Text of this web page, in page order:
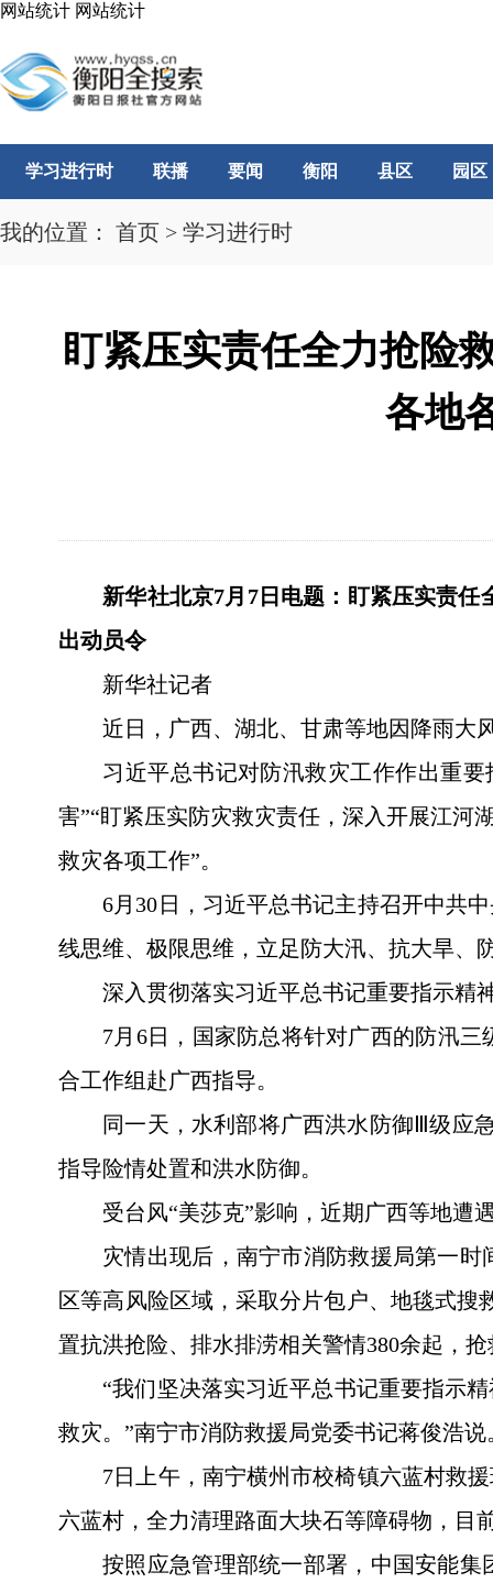
网站统计 网站统计
学习进行时 联播 要闻 衡阳 县区 园区
我的位置： 首页 > 学习进行时
盯紧压实责任全力抢险
各地
新华社北京7月7日电题：盯紧压实责
出动员令
新华社记者
近日，广西、湖北、甘肃等地因降雨大
习近平总书记对防汛救灾工作作出重
害”“盯紧压实防灾救灾责任，深入开展江河
救灾各项工作”。
6月30日，习近平总书记主持召开中共
线思维、极限思维，立足防大汛、抗大旱、
深入贯彻落实习近平总书记重要指示精
7月6日，国家防总将针对广西的防汛
合工作组赴广西指导。
同一天，水利部将广西洪水防御Ⅲ级应
指导险情处置和洪水防御。
受台风“美莎克”影响，近期广西等地遭
灾情出现后，南宁市消防救援局第一
区等高风险区域，采取分片包户、地毯式
置抗洪抢险、排水排涝相关警情380余起，
“我们坚决落实习近平总书记重要指示
救灾。”南宁市消防救援局党委书记蒋俊浩说
7日上午，南宁横州市校椅镇六蓝村救
六蓝村，全力清理路面大块石等障碍物，目
按照应急管理部统一部署，中国安能集